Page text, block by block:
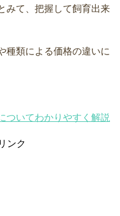
みて、把握して飼育出来
種類による価格の違いに
ついてわかりやすく解説
ンク